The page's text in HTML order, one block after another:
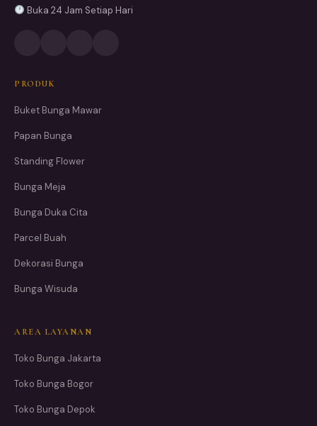
Buka 24 Jam Setiap Hari
PRODUK
Buket Bunga Mawar
Papan Bunga
Standing Flower
Bunga Meja
Bunga Duka Cita
Parcel Buah
Dekorasi Bunga
Bunga Wisuda
AREA LAYANAN
Toko Bunga Jakarta
Toko Bunga Bogor
Toko Bunga Depok